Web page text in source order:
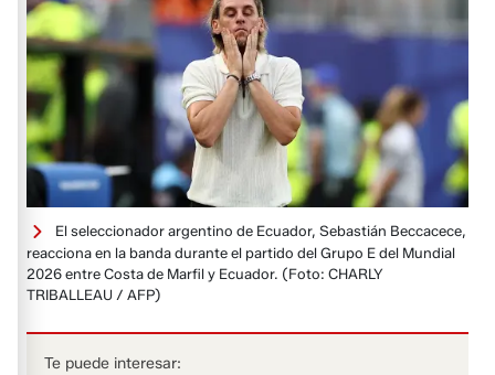
El seleccionador argentino de Ecuador, Sebastián Beccacece,
reacciona en la banda durante el partido del Grupo E del Mundial
2026 entre Costa de Marfil y Ecuador. (Foto: CHARLY
TRIBALLEAU / AFP)
Te puede interesar: